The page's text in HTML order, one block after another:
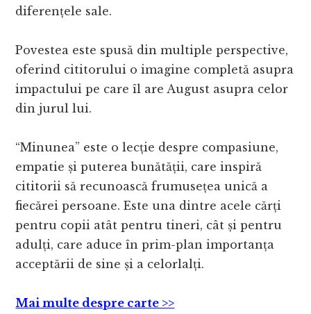
diferențele sale.
Povestea este spusă din multiple perspective,
oferind cititorului o imagine completă asupra
impactului pe care îl are August asupra celor
din jurul lui.
“Minunea” este o lecție despre compasiune,
empatie și puterea bunătății, care inspiră
cititorii să recunoască frumusețea unică a
fiecărei persoane. Este una dintre acele cărți
pentru copii atât pentru tineri, cât și pentru
adulți, care aduce în prim-plan importanța
acceptării de sine și a celorlalți.
Mai multe despre carte >>